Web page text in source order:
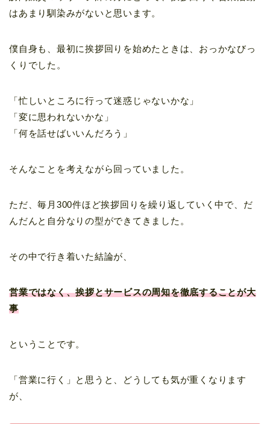
はあまり馴染みがないと思います。
僕自身も、最初に挨拶回りを始めたときは、おっかなびっ
くりでした。
「忙しいところに行って迷惑じゃないかな」
「変に思われないかな」
「何を話せばいいんだろう」
そんなことを考えながら回っていました。
ただ、毎月300件ほど挨拶回りを繰り返していく中で、だ
んだんと自分なりの型ができてきました。
その中で行き着いた結論が、
営業ではなく、挨拶とサービスの周知を徹底することが大
事
ということです。
「営業に行く」と思うと、どうしても気が重くなります
が、